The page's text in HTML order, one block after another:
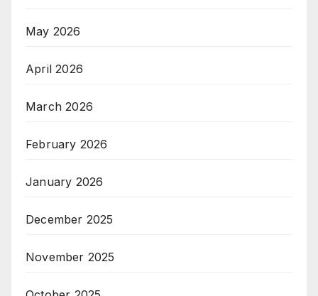
May 2026
April 2026
March 2026
February 2026
January 2026
December 2025
November 2025